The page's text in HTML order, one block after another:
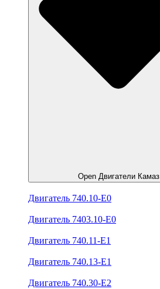
Open Двигатели Камаз
Двигатель 740.10-E0
Двигатель 7403.10-E0
Двигатель 740.11-E1
Двигатель 740.13-E1
Двигатель 740.30-E2